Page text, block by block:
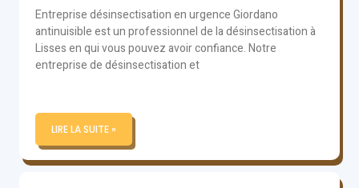
Entreprise désinsectisation en urgence Giordano
antinuisible est un professionnel de la désinsectisation à
Lisses en qui vous pouvez avoir confiance. Notre
entreprise de désinsectisation et
LIRE LA SUITE »